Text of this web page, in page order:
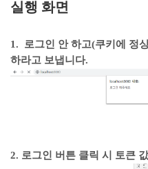
실행 화면
1. 로그인 안 하고(쿠키에 정
하라고 보냅니다.
2. 로그인 버튼 클릭 시 토큰